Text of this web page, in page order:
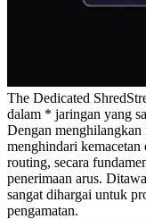
The Dedicated
dalam * jaringan yang
Dengan menghilangkan
menghindari
routing, secara
penerimaan arus.
sangat dihargai untuk
pengamatan.